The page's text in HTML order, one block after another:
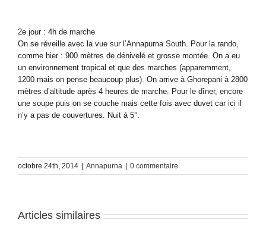
2e jour : 4h de marche
On se réveille avec la vue sur l’Annapurna South. Pour la rando,
comme hier : 900 mètres de dénivelé et grosse montée. On a eu
un environnement tropical et que des marches (apparemment,
1200 mais on pense beaucoup plus). On arrive à Ghorepani à 2800
mètres d’altitude après 4 heures de marche. Pour le dîner, encore
une soupe puis on se couche mais cette fois avec duvet car ici il
n’y a pas de couvertures. Nuit à 5°.
octobre 24th, 2014 Annapurna 0 commentaire
Articles similaires